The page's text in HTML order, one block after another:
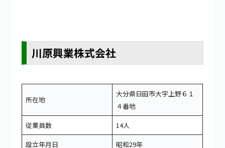
川原興業株式会社
所在地
大分県日田市大字上野６１
４番地
従業員数
14人
設立年月日
昭和29年